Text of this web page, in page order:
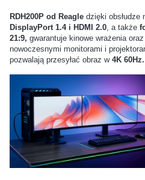
RDH200P od Reagle dzięki obsłudze
DisplayPort 1.4 i HDMI 2.0, a także
21:9, gwarantuje kinowe wrażenia
nowoczesnymi monitorami i
pozwalają przesyłać obraz w4K 60Hz.